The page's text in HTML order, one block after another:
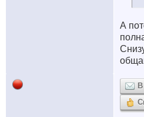
А